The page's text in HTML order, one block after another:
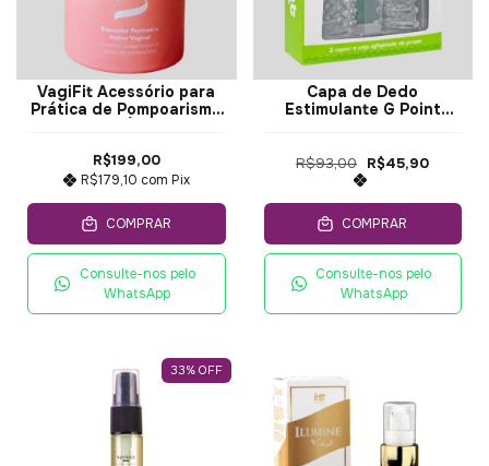
VagiFit Acessório para
Prática de Pompoarismo
R$199,00
R$179,10 com Pix
COMPRAR
Consulte-nos pelo
WhatsApp
Capa de Dedo
Estimulante G Point
R$93,00 R$45,90
COMPRAR
Consulte-nos pelo
WhatsApp
33% OFF